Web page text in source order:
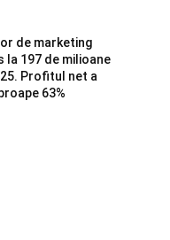
de marketing
la 197 de milioane
Profitul net a
63%